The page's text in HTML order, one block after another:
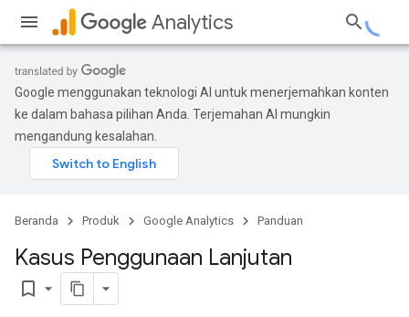
Analytics
Google menggunakan teknologi AI untuk menerjemahkan konten
ke dalam bahasa pilihan Anda. Terjemahan AI mungkin
mengandung kesalahan.
Beranda Produk Google Analytics Panduan
Kasus Penggunaan Lanjutan
bookmark_border